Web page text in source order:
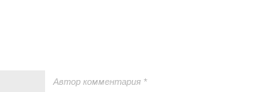
Автор комментария *